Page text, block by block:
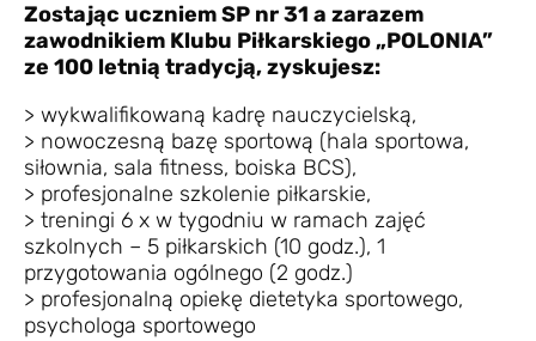
Zostając uczniem SP nr 31 a zarazem
zawodnikiem Klubu Piłkarskiego „POLONIA”
ze 100 letnią tradycją, zyskujesz:
> wykwalifikowaną kadrę nauczycielską,
> nowoczesną bazę sportową (hala sportowa,
siłownia, sala fitness, boiska BCS),
> profesjonalne szkolenie piłkarskie,
> treningi 6 x w tygodniu w ramach zajęć
szkolnych – 5 piłkarskich (10 godz.), 1
przygotowania ogólnego (2 godz.)
> profesjonalną opiekę dietetyka sportowego,
psychologa sportowego